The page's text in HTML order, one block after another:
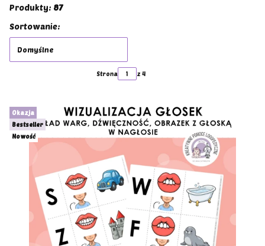
Produkty: 87
Lista produktów
Sortowanie:
Domyślne
Strona z 4
Okazja
Bestseller
Nowość